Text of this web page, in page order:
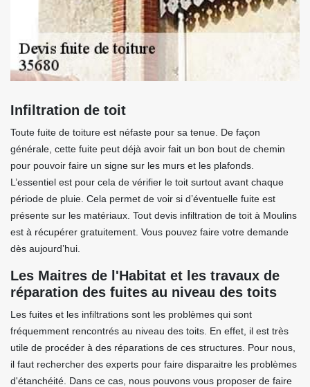
Infiltration de toit
Toute fuite de toiture est néfaste pour sa tenue. De façon
générale, cette fuite peut déjà avoir fait un bon bout de chemin
pour pouvoir faire un signe sur les murs et les plafonds.
L’essentiel est pour cela de vérifier le toit surtout avant chaque
période de pluie. Cela permet de voir si d’éventuelle fuite est
présente sur les matériaux. Tout devis infiltration de toit à Moulins
est à récupérer gratuitement. Vous pouvez faire votre demande
dès aujourd’hui.
Les Maitres de l'Habitat et les travaux de
réparation des fuites au niveau des toits
Les fuites et les infiltrations sont les problèmes qui sont
fréquemment rencontrés au niveau des toits. En effet, il est très
utile de procéder à des réparations de ces structures. Pour nous,
il faut rechercher des experts pour faire disparaitre les problèmes
d'étanchéité. Dans ce cas, nous pouvons vous proposer de faire